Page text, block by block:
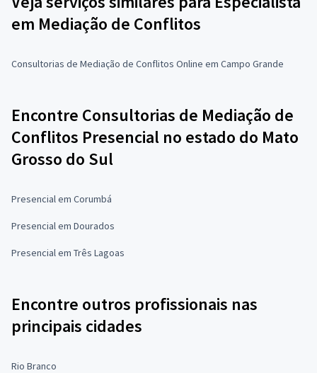
em Mediação de Conflitos
Consultorias de Mediação de Conflitos Online em Campo Grande
Encontre Consultorias de Mediação de
Conflitos Presencial no estado do Mato
Grosso do Sul
Presencial em Corumbá
Presencial em Dourados
Presencial em Três Lagoas
Encontre outros profissionais nas
principais cidades
Rio Branco